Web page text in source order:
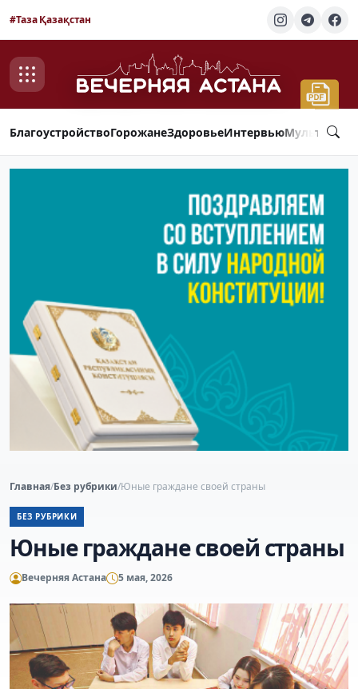
#Таза Қазақстан
БлагоустройствоГорожанеЗдоровьеИнтервью
Главная/Без рубрики/Юные граждане своей страны
БЕЗ РУБРИКИ
Юные граждане своей страны
Вечерняя Астана 5 мая, 2026